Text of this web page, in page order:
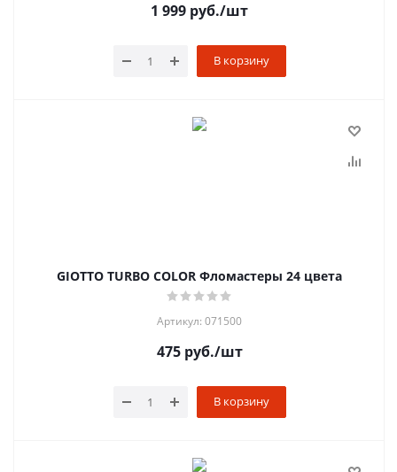
1 999 руб./шт
В корзину
GIOTTO TURBO COLOR Фломастеры 24 цвета
Артикул: 071500
475руб./шт
В корзину